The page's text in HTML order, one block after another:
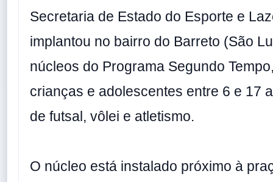
Secretaria de Estado do Esporte e
implantou no bairro do Barreto (São
núcleos do Programa Segundo
crianças e adolescentes entre 6 e 17
de futsal, vôlei e atletismo.
O núcleo está instalado próximo à